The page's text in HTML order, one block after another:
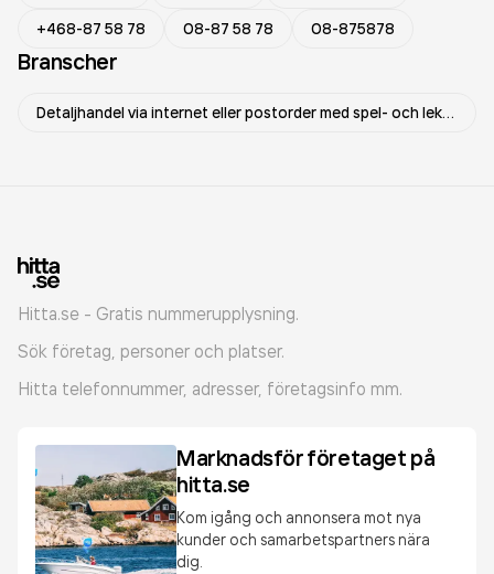
+468-87 58 78
08-87 58 78 08-875878
Branscher
Detaljhandel via internet eller postorder med spel- och leksaker
Hitta.se - Gratis nummerupplysning.
Sök företag, personer och platser.
Hitta telefonnummer, adresser, företagsinfo mm.
Marknadsför företaget på
hitta.se
Kom igång och annonsera mot nya
kunder och samarbetspartners nära
dig.